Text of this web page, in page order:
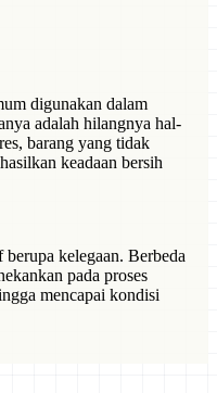
digunakan dalam
adalah hilangnya hal-
barang yang tidak
keadaan bersih
kelegaan. Berbeda
pada proses
mencapai kondisi